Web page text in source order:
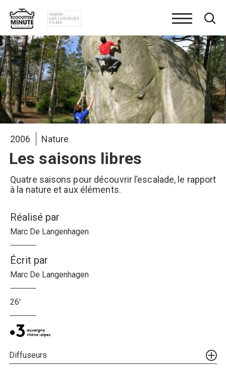
contenu
principal
2006 Nature
Les saisons libres
Quatre saisons pour découvrir l’escalade, le rapport
à la nature et aux éléments.
Réalisé par
Marc De Langenhagen
Écrit par
Marc De Langenhagen
26'
Diffuseurs